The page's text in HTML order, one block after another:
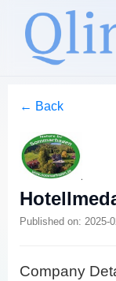
← Back
Published on: 2025-
Company